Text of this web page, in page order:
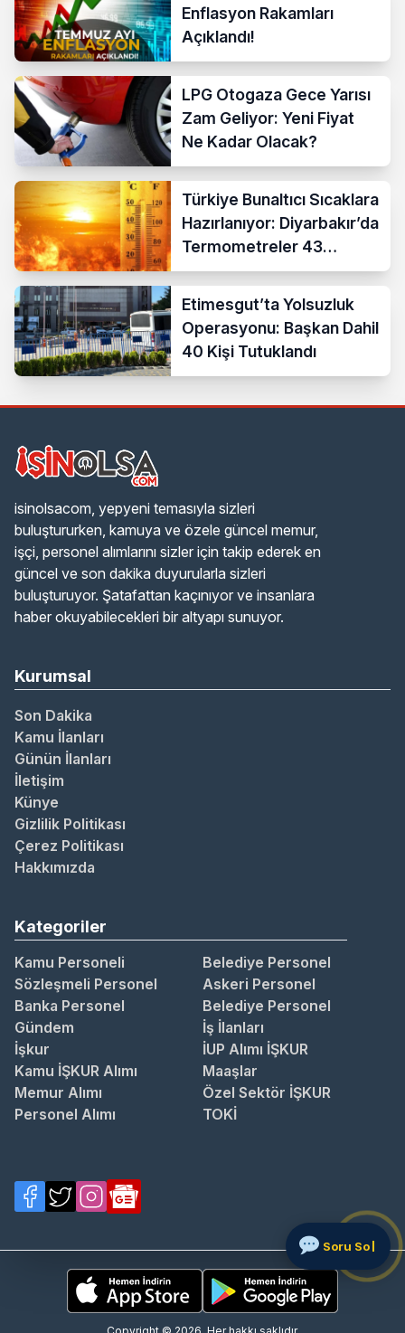
Enflasyon Rakamları
Açıklandı!
LPG Otogaza Gece Yarısı
Zam Geliyor: Yeni Fiyat
Ne Kadar Olacak?
Türkiye Bunaltıcı Sıcaklara
Hazırlanıyor: Diyarbakır’da
Termometreler 43
Dereceyi Gösterecek
Etimesgut’ta Yolsuzluk
Operasyonu: Başkan Dahil
40 Kişi Tutuklandı
isinolsacom, yepyeni temasıyla sizleri
buluştururken, kamuya ve özele güncel memur,
işçi, personel alımlarını sizler için takip ederek en
güncel ve son dakika duyurularla sizleri
buluşturuyor. Şatafattan kaçınıyor ve insanlara
haber okuyabilecekleri bir altyapı sunuyor.
Kurumsal
Son Dakika
Kamu İlanları
Günün İlanları
İletişim
Künye
Gizlilik Politikası
Çerez Politikası
Hakkımızda
Kategoriler
Kamu Personeli
Belediye Personel
Sözleşmeli Personel
Askeri Personel
Banka Personel
Belediye Personel
Gündem
İş İlanları
İşkur
İUP Alımı İŞKUR
Kamu İŞKUR Alımı
Maaşlar
Memur Alımı
Özel Sektör İŞKUR
Personel Alımı
TOKİ